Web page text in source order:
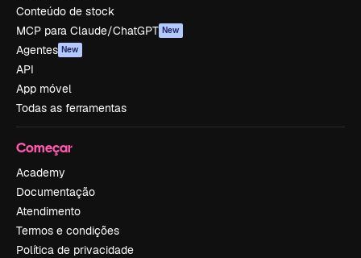
Conteúdo de stock
MCP para Claude/ChatGPT New
Agentes New
API
App móvel
Todas as ferramentas
Começar
Academy
Documentação
Atendimento
Termos e condições
Política de privacidade